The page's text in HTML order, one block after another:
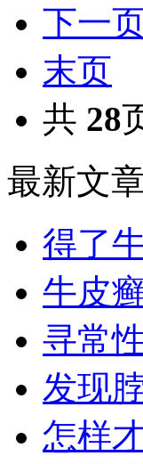
下一
末页
共 28
最新文
得了
牛皮
寻常
发现
怎样